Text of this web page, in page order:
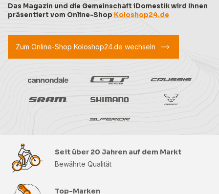
Das Magazin und die Gemeinschaft iDomestik wird Ihnen
präsentiert vom Online-Shop Koloshop24.de
Zum Online-Shop Koloshop24.de wechseln
Seit über 20 Jahren auf dem Markt
Bewährte Qualität
Top-Marken